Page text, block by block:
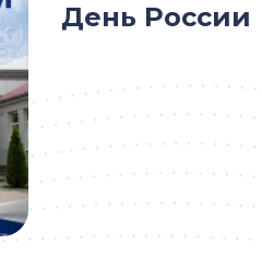
День России